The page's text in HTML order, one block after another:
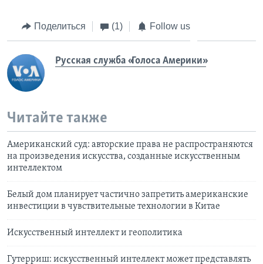
Поделиться (1) Follow us
Русская служба «Голоса Америки»
Читайте также
Американский суд: авторские права не распространяются
на произведения искусства, созданные искусственным
интеллектом
Белый дом планирует частично запретить американские
инвестиции в чувствительные технологии в Китае
Искусственный интеллект и геополитика
Гутерриш: искусственный интеллект может представлять